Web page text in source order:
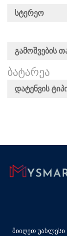
Სტერეო
Გამოშვების
ᲑᲐᲢᲐᲠᲔᲐ
Დატენვის
მიიღეთ უახლესი